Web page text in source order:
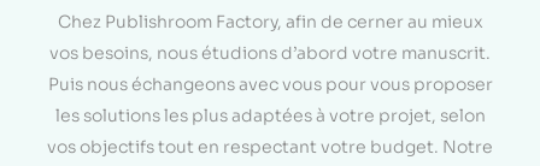
Chez Publishroom Factory, afin de cerner au mieux
vos besoins, nous étudions d’abord votre manuscrit.
Puis nous échangeons avec vous pour vous proposer
les solutions les plus adaptées à votre projet, selon
vos objectifs tout en respectant votre budget. Notre